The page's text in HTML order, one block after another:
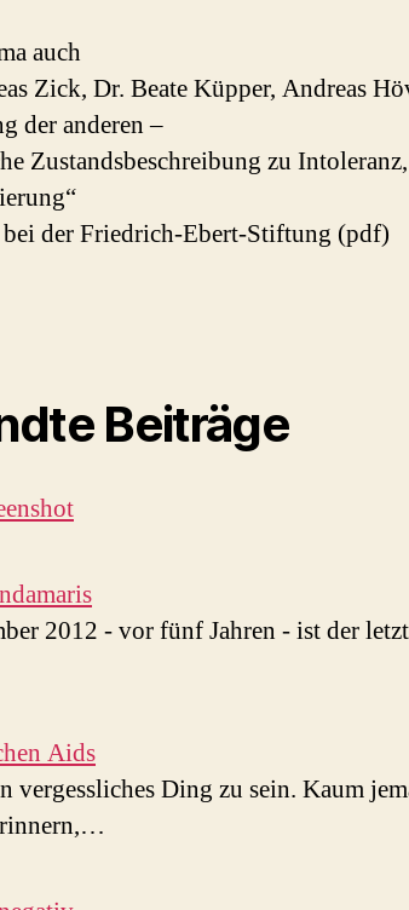
auch
Zick, Dr. Beate Küpper, Andreas
der anderen –
Zustandsbeschreibung zu
der Friedrich-Ebert-Stiftung (pdf)
Beiträge
2012 - vor fünf Jahren - ist der
Aids
vergessliches Ding zu sein. Kaum